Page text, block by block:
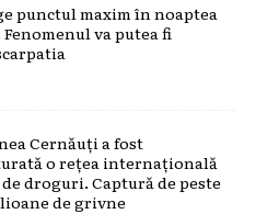
punctul maxim în noaptea
Fenomenul va putea fi
Cernăuți a fost
o rețea internațională
droguri. Captură de peste
de grivne